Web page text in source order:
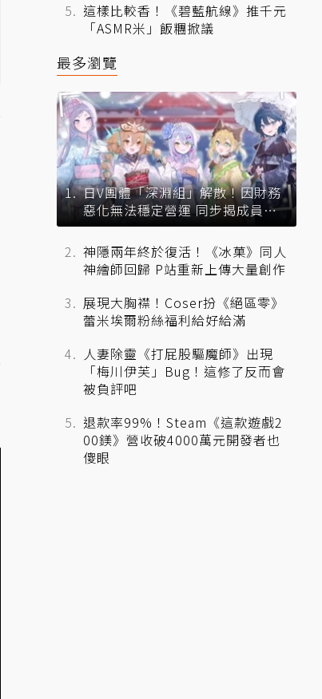
這樣比較香！《碧藍航線》推千元
「ASMR米」飯糰掀議
最多瀏覽
日V團體「深淵組」解散！因財務
惡化無法穩定營運 同步揭成員未
來去向
神隱兩年終於復活！《冰菓》同人
神繪師回歸 P站重新上傳大量創作
展現大胸襟！Coser扮《絕區零》
蕾米埃爾粉絲福利給好給滿
人妻除靈《打屁股驅魔師》出現
「梅川伊芙」Bug！這修了反而會
被負評吧
退款率99%！Steam《這款遊戲2
00鎂》營收破4000萬元開發者也
傻眼